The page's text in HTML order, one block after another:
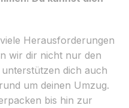
Herausforderungen
wir dir nicht nur den
dich auch
um deinen Umzug.
bis hin zur